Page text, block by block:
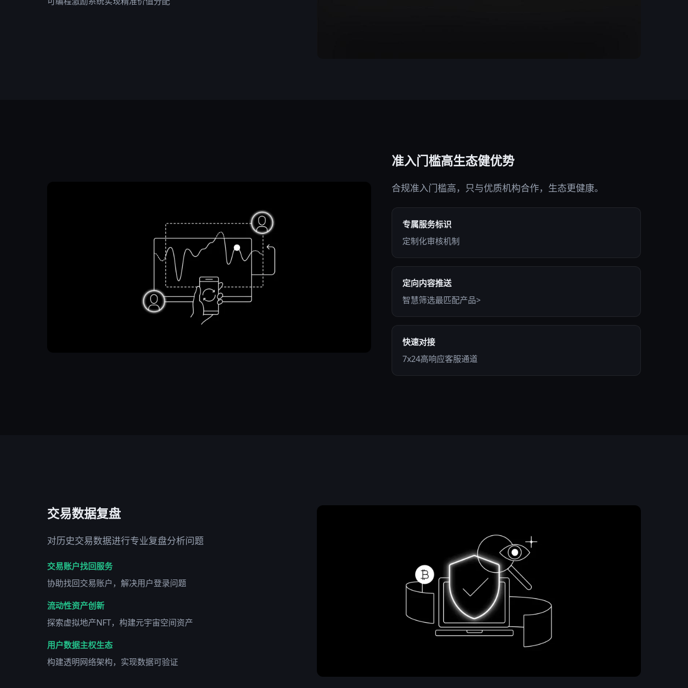
准入门槛高生态健优势
合规准入门槛高，只与优质机构合作，生态更健康。
专属服务标识
定制化审核机制
定向内容推送
智慧筛选最匹配产品>
快速对接
7x24高响应客服通道
交易数据复盘
对历史交易数据进行专业复盘分析问题
交易账户找回服务
协助找回交易账户，解决用户登录问题
流动性资产创新
探索虚拟地产NFT，构建元宇宙空间资产
用户数据主权生态
构建透明网络架构，实现数据可验证